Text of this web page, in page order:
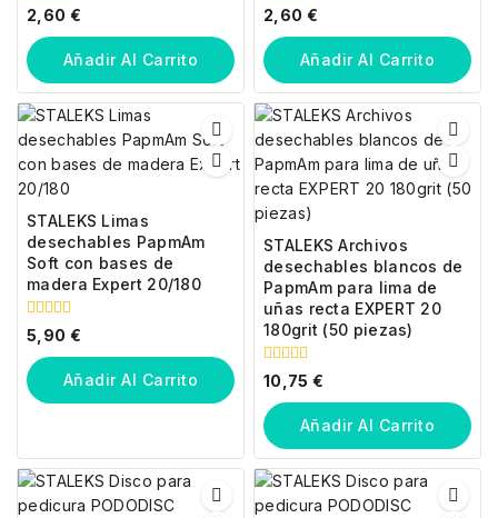
0
fuera
de
5
2,60 €
Añadir Al Carrito
0
fuera
de
5
2,60 €
Añadir Al Carrito
STALEKS Limas
desechables PapmAm
Soft con bases de
madera Expert 20/180
0
fuera
de
5
5,90 €
Añadir Al Carrito
STALEKS Archivos
desechables blancos de
PapmAm para lima de
uñas recta EXPERT 20
180grit (50 piezas)
0
fuera
de
5
10,75 €
Añadir Al Carrito